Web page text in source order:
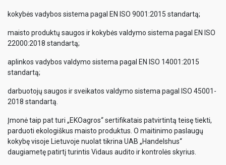
kokybės vadybos sistema pagal EN ISO 9001:2015 standartą;
maisto produktų saugos ir kokybės valdymo sistema pagal EN ISO
22000:2018 standartą;
aplinkos vadybos valdymo sistema pagal EN ISO 14001:2015
standartą;
darbuotojų saugos ir sveikatos valdymo sistema pagal ISO 45001-
2018 standartą.
Įmonė taip pat turi „EKOagros“ sertifikatais patvirtintą teisę tiekti,
parduoti ekologiškus maisto produktus. O maitinimo paslaugų
kokybę visoje Lietuvoje nuolat tikrina UAB „Handelshus“
daugiametę patirtį turintis Vidaus audito ir kontrolės skyrius.